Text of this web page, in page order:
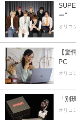
ー”
オリコ
【驚
PC
オリコ
「別
オリコ